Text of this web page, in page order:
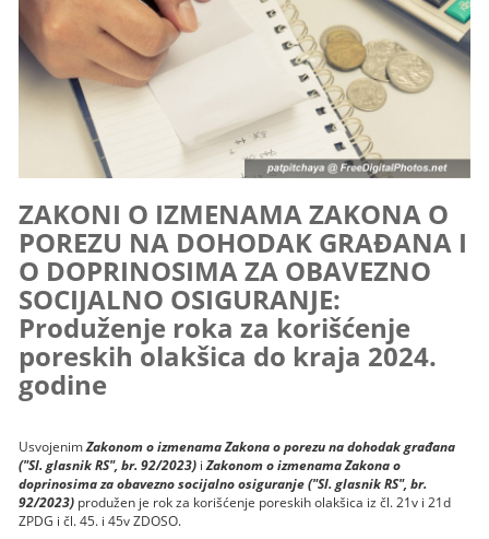
ZAKONI O IZMENAMA ZAKONA O
POREZU NA DOHODAK GRAĐANA I
O DOPRINOSIMA ZA OBAVEZNO
SOCIJALNO OSIGURANJE:
Produženje roka za korišćenje
poreskih olakšica do kraja 2024.
godine
UsvojenimZakonom o izmenama Zakona o porezu na dohodak građana
("Sl. glasnik RS", br. 92/2023) iZakonom o izmenama Zakona o
doprinosima za obavezno socijalno osiguranje("Sl. glasnik RS", br.
92/2023) produžen je rok za korišćenje poreskih olakšica iz čl. 21v i 21d
ZPDG i čl. 45. i 45v ZDOSO.